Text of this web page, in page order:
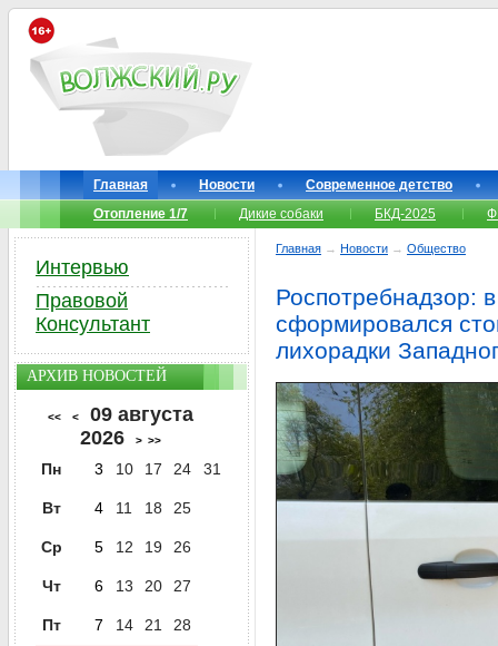
Главная Новости
Современное детство
Отопление 1/7
Дикие собаки БКД-2025
Главная → Новости → Общество
Роспотребнадзор:
сформировался
лихорадки
Интервью
Правовой
Консультант
АРХИВ НОВОСТЕЙ
<< <
09 августа
2026
> >>
Пн 3 10 17 24 31
Вт 4 11 18 25
Ср 5 12 19 26
Чт 6 13 20 27
Пт 7 14 21 28